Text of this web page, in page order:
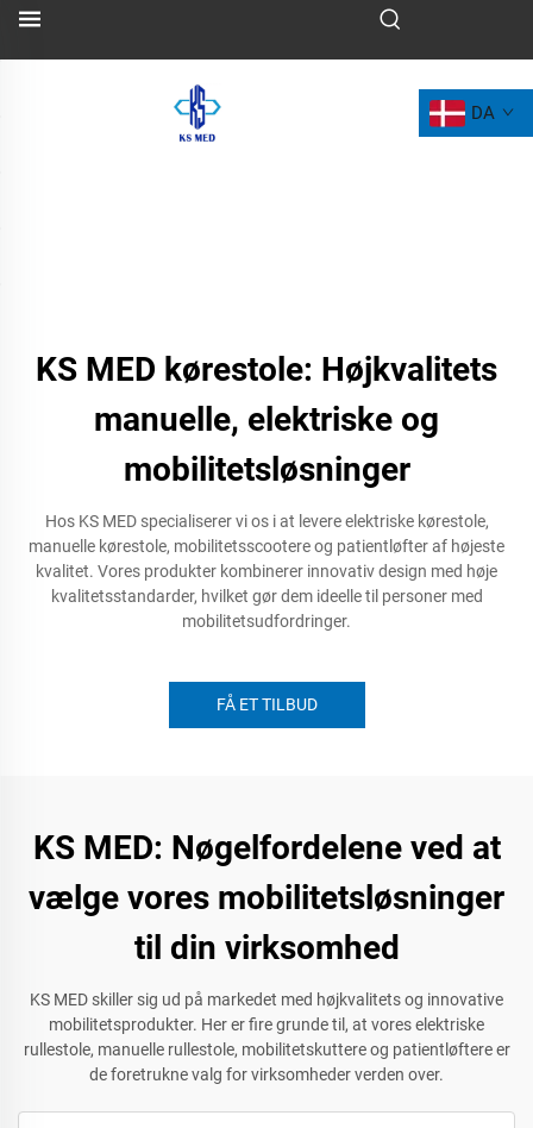
DA
KS MED kørestole: Højkvalitets
manuelle, elektriske og
mobilitetsløsninger
Hos KS MED specialiserer vi os i at levere elektriske kørestole,
manuelle kørestole, mobilitetsscootere og patientløfter af højeste
kvalitet. Vores produkter kombinerer innovativ design med høje
kvalitetsstandarder, hvilket gør dem ideelle til personer med
mobilitetsudfordringer.
FÅ ET TILBUD
KS MED: Nøgelfordelene ved at
vælge vores mobilitetsløsninger
til din virksomhed
KS MED skiller sig ud på markedet med højkvalitets og innovative
mobilitetsprodukter. Her er fire grunde til, at vores elektriske
rullestole, manuelle rullestole, mobilitetskuttere og patientløftere er
de foretrukne valg for virksomheder verden over.